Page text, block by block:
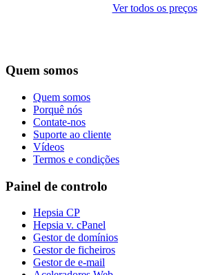
Ver todos os preços
Quem somos
Quem somos
Porquê nós
Contate-nos
Suporte ao cliente
Vídeos
Termos e condições
Painel de controlo
Hepsia CP
Hepsia v. cPanel
Gestor de domínios
Gestor de ficheiros
Gestor de e-mail